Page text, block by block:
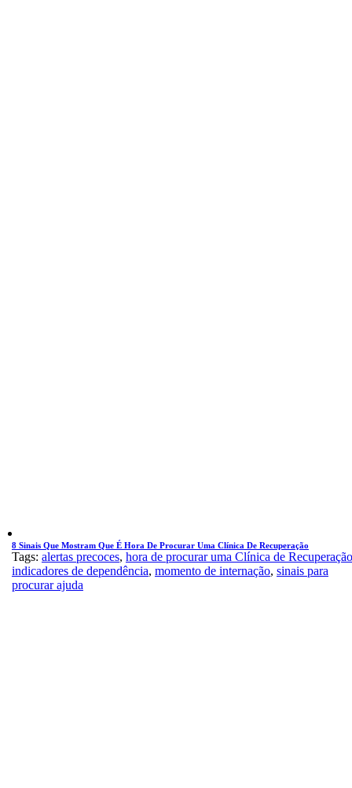
8 Sinais Que Mostram Que É Hora De Procurar Uma Clínica De Recuperação
Tags: alertas precoces, hora de procurar uma Clínica de Recuperação
indicadores de dependência, momento de internação, sinais para
procurar ajuda